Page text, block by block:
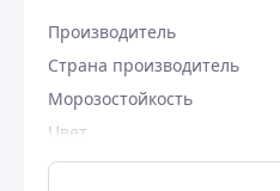
Производитель
Страна производитель
Морозостойкость
Цвет
Поверхность